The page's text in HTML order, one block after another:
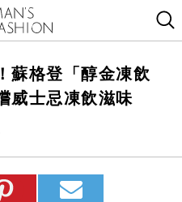
蘇格登「醇金凍飲
威士忌凍飲滋味